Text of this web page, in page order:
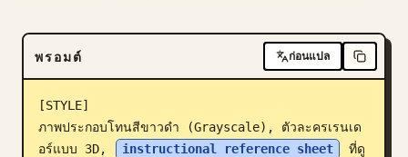
ดาวน์โหลด
บล็อก
พรอมต์ ก่อนแปล
[STYLE]
ภาพประกอบโทนสีขาวดำ (Grayscale), ตัวละครเรนเด
อร์แบบ 3D,
instructional reference sheet
ที่ดู